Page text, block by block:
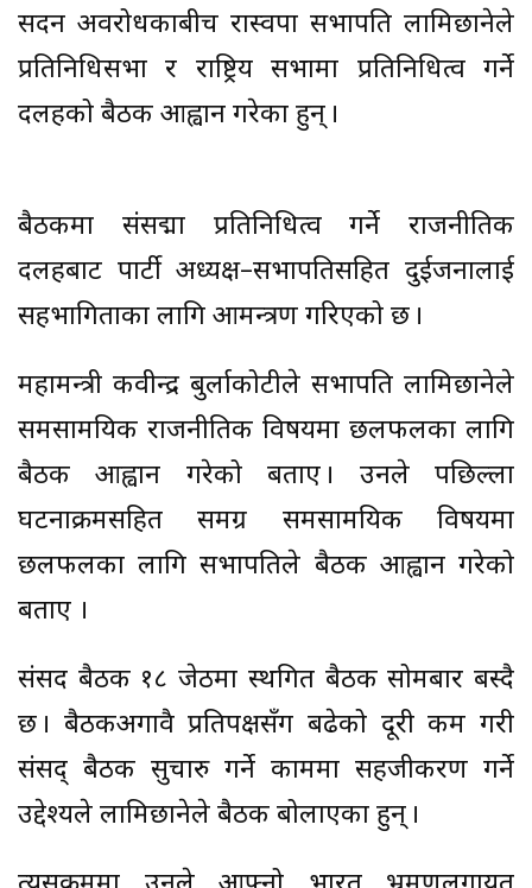
सदन अवरोधकाबीच रास्वपा सभापति लामिछानेले
प्रतिनिधिसभा र राष्ट्रिय सभामा प्रतिनिधित्व गर्ने
दलहरूको बैठक आह्वान गरेका हुन् ।
बैठकमा संसद्मा प्रतिनिधित्व गर्ने राजनीतिक
दलहरूबाट पार्टी अध्यक्ष–सभापतिसहित दुईजनालाई
सहभागिताका लागि आमन्त्रण गरिएको छ ।
महामन्त्री कवीन्द्र बुर्लाकोटीले सभापति लामिछानेले
समसामयिक राजनीतिक विषयमा छलफलका लागि
बैठक आह्वान गरेको बताए । उनले पछिल्ला
घटनाक्रमसहित समग्र समसामयिक विषयमा
छलफलका लागि सभापतिले बैठक आह्वान गरेको
बताए ।
संसद बैठक १८ जेठमा स्थगित बैठक सोमबार बस्दै
छ । बैठकअगावै प्रतिपक्षसँग बढेको दूरी कम गरी
संसद् बैठक सुचारु गर्ने काममा सहजीकरण गर्ने
उद्देश्यले लामिछानेले बैठक बोलाएका हुन् ।